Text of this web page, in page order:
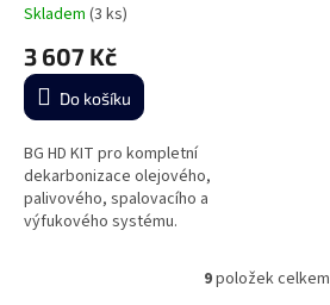
Skladem (3 ks)
3 607 Kč
Do košíku
BG HD KIT pro kompletní
dekarbonizace olejového,
palivového, spalovacího a
výfukového systému.
autobusy, zemědělské stroje,
O
9položek celkem